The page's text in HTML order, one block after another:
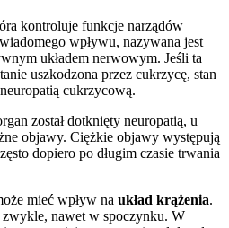
kontroluje funkcje narządów
wpływu, nazywana jest
układem nerwowym. Jeśli ta
uszkodzona przez cukrzycę, stan
cukrzycową.
został dotknięty neuropatią, u
objawy. Ciężkie objawy występują
dopiero po długim czasie trwania
mieć wpływ na układ krążenia.
zwykle, nawet w spoczynku. W